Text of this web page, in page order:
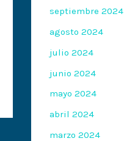
septiembre 2024
agosto 2024
julio 2024
junio 2024
mayo 2024
abril 2024
marzo 2024